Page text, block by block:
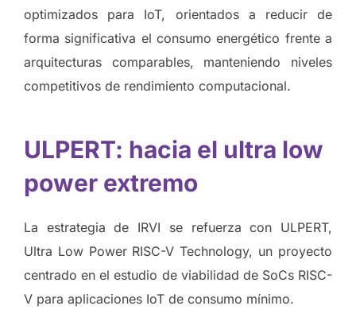
optimizados para IoT, orientados a reducir de
forma significativa el consumo energético frente a
arquitecturas comparables, manteniendo niveles
competitivos de rendimiento computacional.
ULPERT: hacia el ultra low
power extremo
La estrategia de IRVI se refuerza con ULPERT,
Ultra Low Power RISC-V Technology, un proyecto
centrado en el estudio de viabilidad de SoCs RISC-
V para aplicaciones IoT de consumo mínimo.